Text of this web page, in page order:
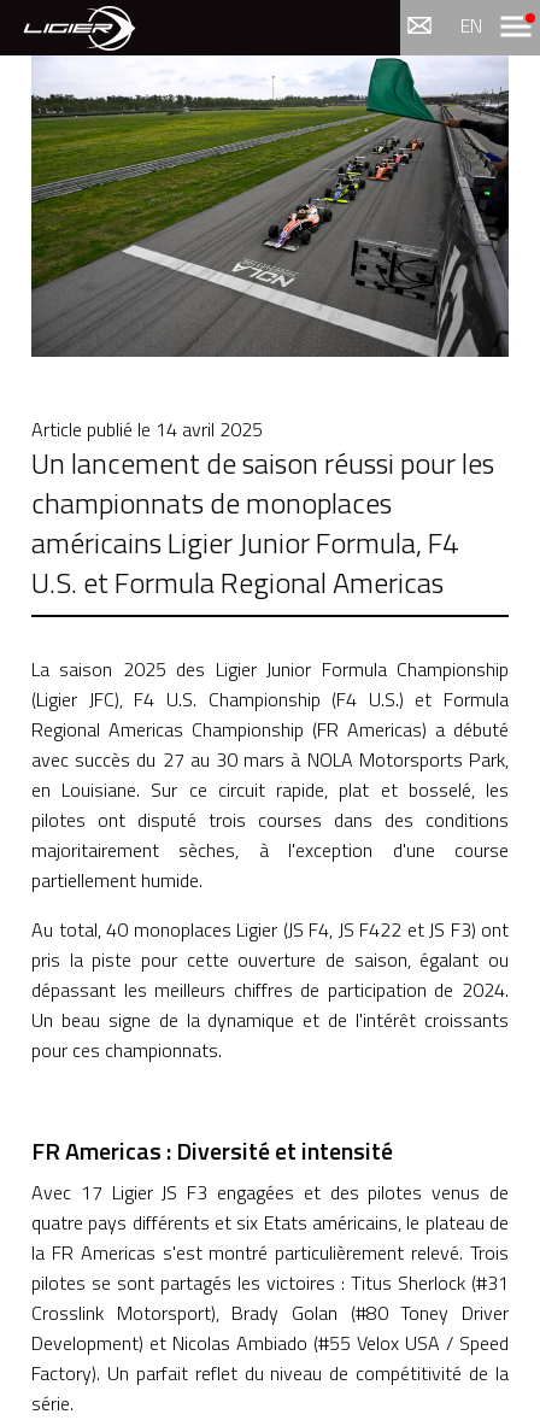
EN Menu
Article publié le 14 avril 2025
Un lancement de saison réussi pour les
championnats de monoplaces
américains Ligier Junior Formula, F4
U.S. et Formula Regional Americas
La saison 2025 des Ligier Junior Formula Championship
(Ligier JFC), F4 U.S. Championship (F4 U.S.) et Formula
Regional Americas Championship (FR Americas) a débuté
avec succès du 27 au 30 mars à NOLA Motorsports Park,
en Louisiane. Sur ce circuit rapide, plat et bosselé, les
pilotes ont disputé trois courses dans des conditions
majoritairement sèches, à l'exception d'une course
partiellement humide.
Au total, 40 monoplaces Ligier (JS F4, JS F422 et JS F3) ont
pris la piste pour cette ouverture de saison, égalant ou
dépassant les meilleurs chiffres de participation de 2024.
Un beau signe de la dynamique et de l'intérêt croissants
pour ces championnats.
FR Americas : Diversité et intensité
Avec 17 Ligier JS F3 engagées et des pilotes venus de
quatre pays différents et six Etats américains, le plateau de
la FR Americas s'est montré particulièrement relevé. Trois
pilotes se sont partagés les victoires : Titus Sherlock (#31
Crosslink Motorsport), Brady Golan (#80 Toney Driver
Development) et Nicolas Ambiado (#55 Velox USA / Speed
Factory). Un parfait reflet du niveau de compétitivité de la
série.